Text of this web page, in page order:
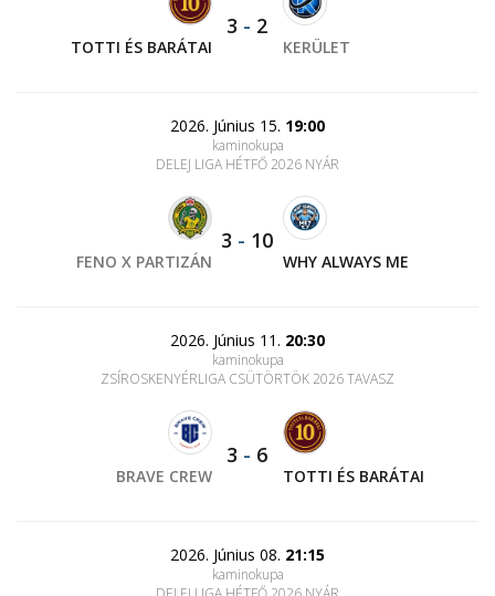
TOTTI ÉS BARÁTAI
3 - 2
KERÜLET
2026. Június 15. 19:00
kaminokupa
DELEJ LIGA HÉTFŐ 2026 NYÁR
FENO X PARTIZÁN
3 - 10
WHY ALWAYS ME
2026. Június 11. 20:30
kaminokupa
ZSÍROSKENYÉRLIGA CSÜTÖRTÖK 2026 TAVASZ
BRAVE CREW
3 - 6
TOTTI ÉS BARÁTAI
2026. Június 08. 21:15
kaminokupa